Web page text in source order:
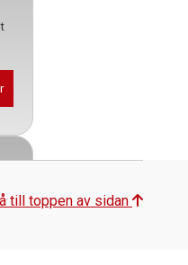
till toppen av sidan